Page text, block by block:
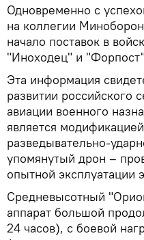
Одновременно с
на коллегии
начало поставок в
"Иноходец" и
Эта информация
развитии российского
авиации военного
является
разведывательно-
упомянутый дрон –
опытной эксплуатации
Средневысотный
аппарат большой
24 часов), с боевой